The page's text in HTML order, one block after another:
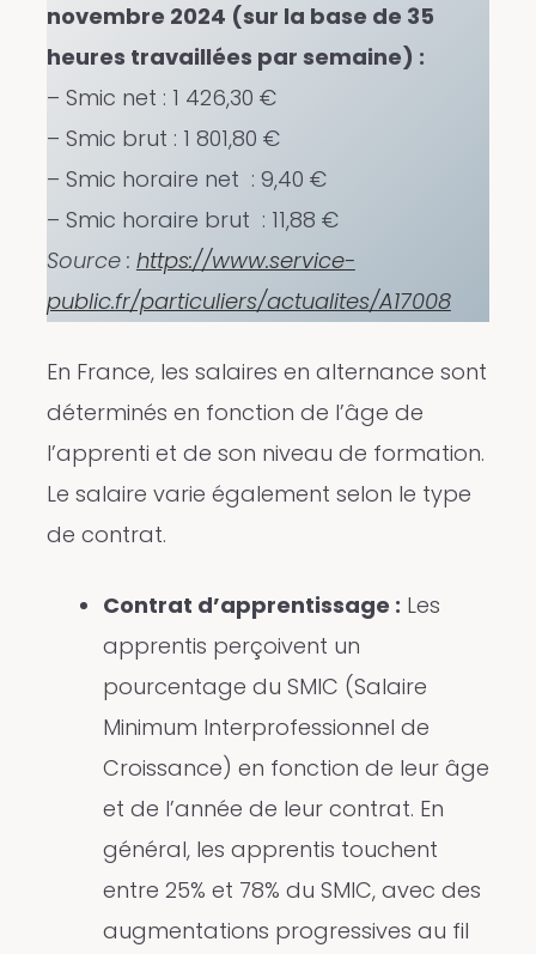
novembre 2024 (sur la base de 35
heures travaillées par semaine) :
– Smic net : 1 426,30 €
– Smic brut : 1 801,80 €
– Smic horaire net : 9,40 €
– Smic horaire brut : 11,88 €
Source : https://www.service-
public.fr/particuliers/actualites/A17008
En France, les salaires en alternance sont
déterminés en fonction de l’âge de
l’apprenti et de son niveau de formation.
Le salaire varie également selon le type
de contrat.
Contrat d’apprentissage : Les
apprentis perçoivent un
pourcentage du SMIC (Salaire
Minimum Interprofessionnel de
Croissance) en fonction de leur âge
et de l’année de leur contrat. En
général, les apprentis touchent
entre 25% et 78% du SMIC, avec des
augmentations progressives au fil